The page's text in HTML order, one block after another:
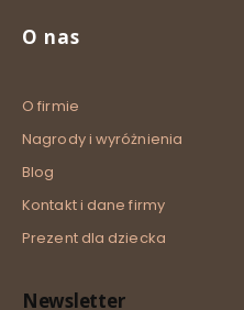
O nas
O firmie
Nagrody i wyróżnienia
Blog
Kontakt i dane firmy
Prezent dla dziecka
Newsletter